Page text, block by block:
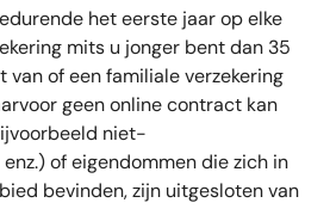
het eerste jaar op elke
mits u jonger bent dan 35
van of een familiale verzekering
geen online contract kan
niet-
of eigendommen die zich in
bevinden, zijn uitgesloten van